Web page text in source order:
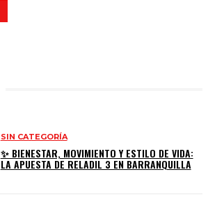
SIN CATEGORÍA
✨ BIENESTAR, MOVIMIENTO Y ESTILO DE VIDA:
LA APUESTA DE RELADIL 3 EN BARRANQUILLA